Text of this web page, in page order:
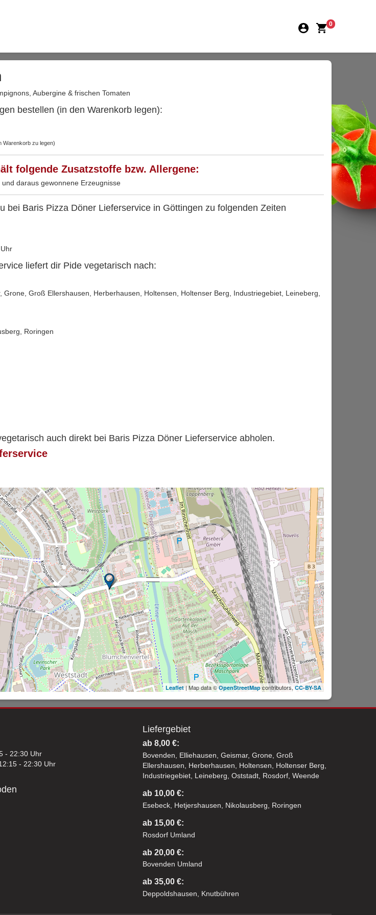
0
Aubergine & frischen Tomaten
bestellen (in den Warenkorb legen):
Warenkorb zu legen)
folgende Zusatzstoffe bzw. Allergene:
daraus gewonnene Erzeugnisse
bei Baris Pizza Döner Lieferservice in Göttingen zu folgenden Zeiten
liefert dir Pide vegetarisch nach:
Grone, Groß Ellershausen, Herberhausen, Holtensen, Holtenser Berg, Industriegebiet, Leineberg,
Roringen
auch direkt bei Baris Pizza Döner Lieferservice abholen.
Leaflet | Map data ©OpenStreetMapcontributors,CC-BY-SA
- 22:30 Uhr
- 22:30 Uhr
Liefergebiet
ab 8,00 €:
Bovenden, Elliehausen, Geismar, Grone, Groß
Ellershausen, Herberhausen, Holtensen, Holtenser Berg,
Industriegebiet, Leineberg, Oststadt, Rosdorf, Weende
ab 10,00 €:
Esebeck, Hetjershausen, Nikolausberg, Roringen
ab 15,00 €:
Rosdorf Umland
ab 20,00 €:
Bovenden Umland
ab 35,00 €:
Deppoldshausen, Knutbühren